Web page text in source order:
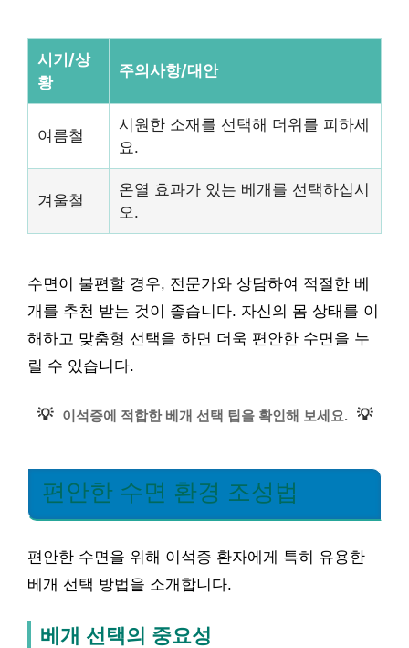
시기/상
황
주의사항/대안
여름철
시원한 소재를 선택해 더위를 피하세
요.
겨울철
온열 효과가 있는 베개를 선택하십시
오.
수면이 불편할 경우, 전문가와 상담하여 적절한 베
개를 추천 받는 것이 좋습니다. 자신의 몸 상태를 이
해하고 맞춤형 선택을 하면 더욱 편안한 수면을 누
릴 수 있습니다.
💡 이석증에 적합한 베개 선택 팁을 확인해 보세요. 💡
편안한 수면 환경 조성법
편안한 수면을 위해 이석증 환자에게 특히 유용한
베개 선택 방법을 소개합니다.
베개 선택의 중요성